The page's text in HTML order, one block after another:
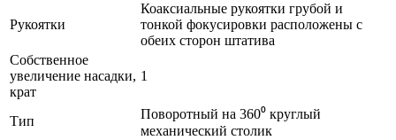
Рукоятки
Коаксиальные рукоятки грубой и
тонкой фокусировки расположены с
обеих сторон штатива
Собственное
увеличение насадки,
крат
1
Тип
Поворотный на 360⁰ круглый
механический столик